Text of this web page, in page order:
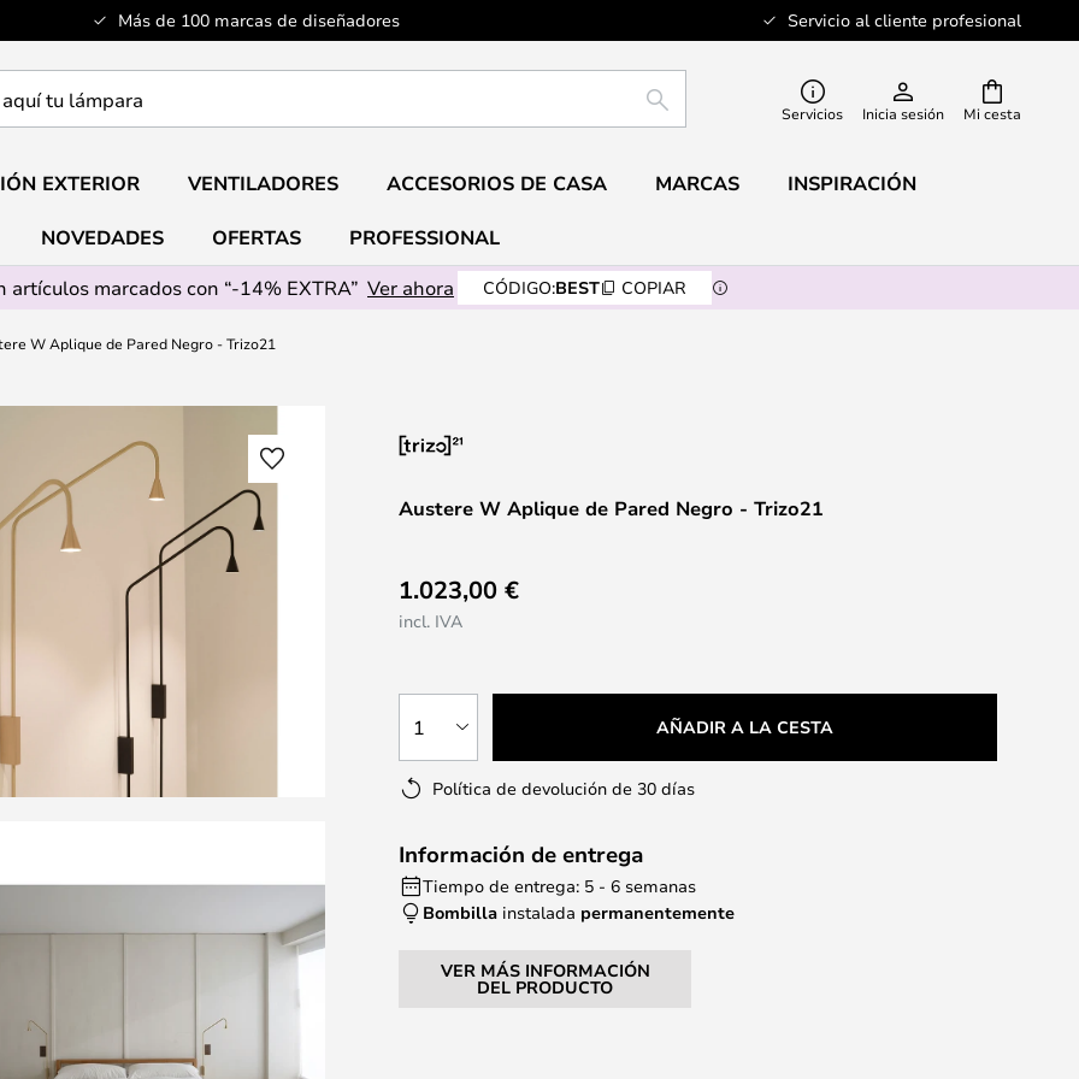
Más de 100 marcas de diseñadores Servicio al cliente profesional
Mi cesta
BUSCAR Servicios Inicia sesión
EXTERIOR VENTILADORES ACCESORIOS DE CASA MARCAS INSPIRACIÓN
NOVEDADES OFERTAS
PROFESSIONAL
artículos marcados con “-14% EXTRA” Ver ahora CÓDIGO:BEST COPIAR
W Aplique de Pared Negro - Trizo21
Austere W Aplique de Pared Negro - Trizo21
1.023,00 €
incl. IVA
1 AÑADIR A LA CESTA
Política de devolución de 30 días
Información de entrega
Tiempo de entrega: 5 - 6 semanas
Bombilla instalada permanentemente
VER MÁS INFORMACIÓN
DEL PRODUCTO